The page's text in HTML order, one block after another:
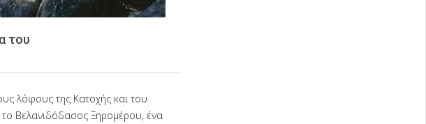
του
λόφους της Κατοχής και του
το Βελανιδόδασος Ξηρομέρου, ένα